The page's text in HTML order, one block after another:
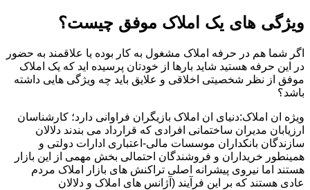
ویژگی های یک املاک موفق چیست؟
اگر شما هم در حرفه املاک مشغول به کار بوده یا علاقمند به حضور
در این حرفه هستید شاید بارها از خودتان پرسیده اید که یک املاک
موفق از نظر شخصیتی اخلاقی و علایق باید چه ویژگی هایی داشته
باشد؟
ویژه ان املاک:دنیای ان املاک بازیگران فراوانی دارد؛ کارشناسان
ارزیابان مدیران ساختمانی افرادی که قرارداد می بندند دلالان
سازندگان بانکداران موسسات مالی-اعتباری ادارات دولتی و
همینطور خریداران و فروشندگان احتمالی بخش مهمی از این بازار
هستند اما نیروی پیشرانه اصلی تراکنش های بازار املاک مردم
عادی هستند که بر این فرآیند (آژانس های املاک و دلالان